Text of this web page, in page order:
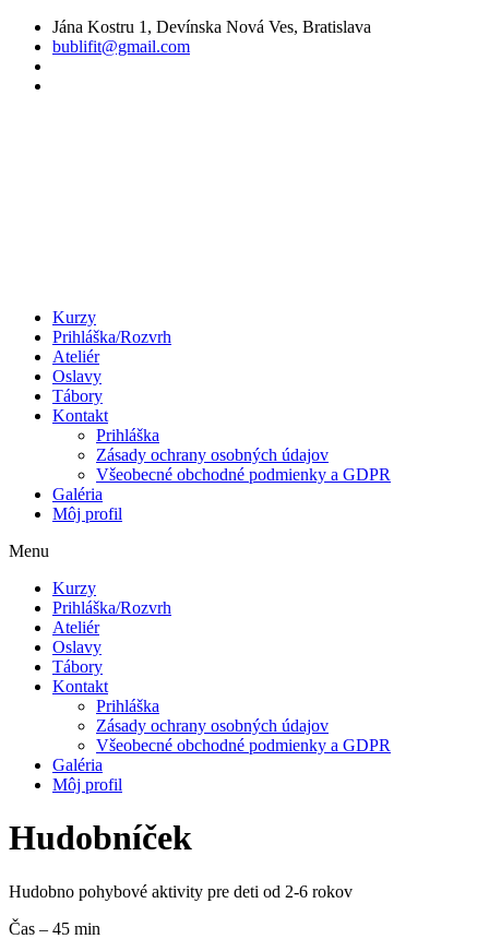
Preskočiť
obsah
Jána Kostru 1, Devínska Nová Ves, Bratislava
bublifit@gmail.com
Kurzy
Prihláška/Rozvrh
Ateliér
Oslavy
Tábory
Kontakt
Prihláška
Zásady ochrany osobných údajov
Všeobecné obchodné podmienky a GDPR
Galéria
Môj profil
Menu
Kurzy
Prihláška/Rozvrh
Ateliér
Oslavy
Tábory
Kontakt
Prihláška
Zásady ochrany osobných údajov
Všeobecné obchodné podmienky a GDPR
Galéria
Môj profil
Hudobníček
Hudobno pohybové aktivity pre deti od 2-6 rokov
Čas – 45 min